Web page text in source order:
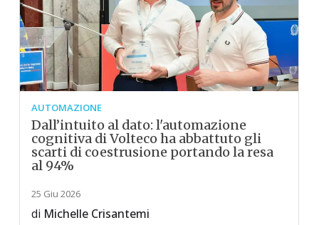
AUTOMAZIONE
Dall’intuito al dato: l'automazione
cognitiva di Volteco ha abbattuto gli
scarti di coestrusione portando la resa
al 94%
25 Giu 2026
di Michelle Crisantemi